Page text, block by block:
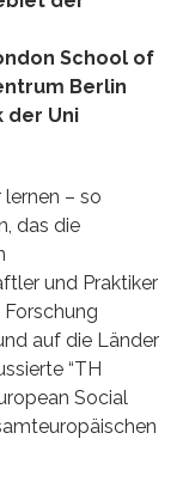
School of
Berlin
der Uni
– so
das die
und Praktiker
auf die Länder
“TH
Social